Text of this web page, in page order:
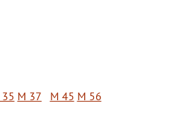
35 M 37 M 45 M 56